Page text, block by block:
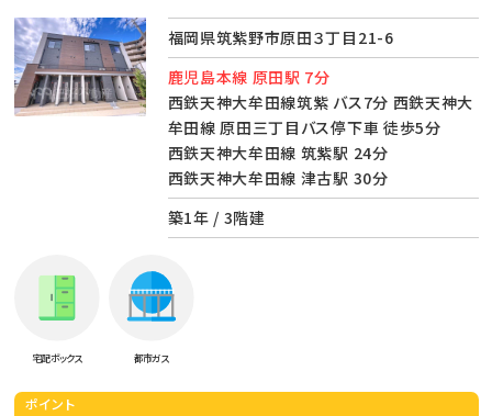
福岡県筑紫野市原田３丁目21-6
鹿児島本線 原田駅 7分
西鉄天神大牟田線筑紫 バス7分 西鉄天神大
牟田線 原田三丁目バス停下車 徒歩5分
西鉄天神大牟田線 筑紫駅 24分
西鉄天神大牟田線 津古駅 30分
築1年 / 3階建
宅配ボックス 都市ガス
ポイント